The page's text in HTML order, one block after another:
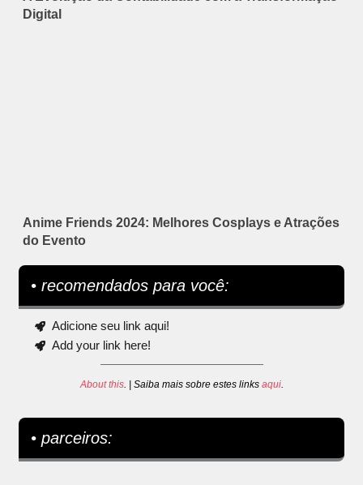
Digital
Anime Friends 2024: Melhores Cosplays e Atrações
do Evento
• recomendados para você:
Adicione seu link aqui!
Add your link here!
About this. | Saiba mais sobre estes links aqui.
• parceiros: